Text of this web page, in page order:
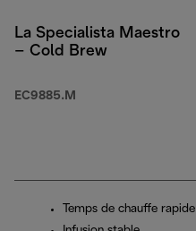
La Specialista Maestro
– Cold Brew
EC9885.M
Temps de chauffe rapide